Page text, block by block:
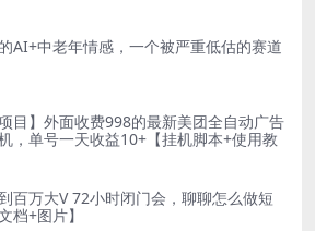
AI+中老年情感，一个被严重低估的赛道
项目】外面收费998的最新美团全自动广告
，单号一天收益10+【挂机脚本+使用教
百万大V 72小时闭门会，聊聊怎么做短
档+图片】